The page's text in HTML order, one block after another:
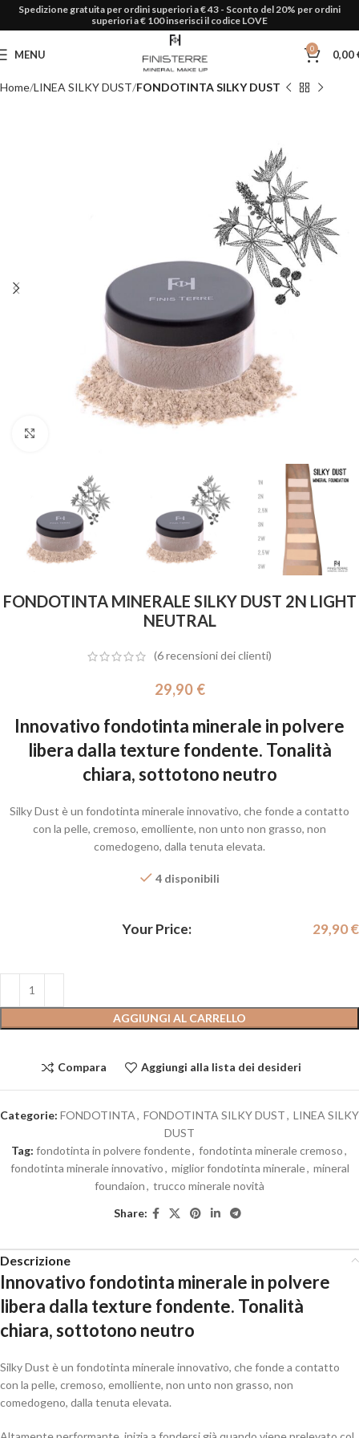
Spedizione gratuita per ordini superiori a € 43 - Sconto del 20% per ordini
superiori a € 100 inserisci il codice LOVE
MENU 0 0,00
Home LINEA SILKY DUST FONDOTINTA SILKY DUST
FONDOTINTA MINERALE SILKY DUST 2N LIGHT
NEUTRAL
(6recensioni dei clienti)
29,90 €
Innovativo fondotinta minerale in polvere
libera dalla texture fondente. Tonalità
chiara, sottotono neutro
Silky Dust è un fondotinta minerale innovativo, che fonde a contatto
con la pelle, cremoso, emolliente, non unto non grasso, non
comedogeno, dalla tenuta elevata.
4 disponibili
Your Price: 29,90€
AGGIUNGI AL CARRELLO
Compara Aggiungi alla lista dei desideri
Categorie: FONDOTINTA, FONDOTINTA SILKY DUST, LINEA SILKY
DUST
Tag: fondotinta in polvere fondente, fondotinta minerale cremoso,
fondotinta minerale innovativo, miglior fondotinta minerale, mineral
foundaion, trucco minerale novità
Share:
Descrizione
Innovativo fondotinta minerale in polvere
libera dalla texture fondente. Tonalità
chiara, sottotono neutro
Silky Dust è un fondotinta minerale innovativo, che fonde a contatto
con la pelle, cremoso, emolliente, non unto non grasso, non
comedogeno, dalla tenuta elevata.